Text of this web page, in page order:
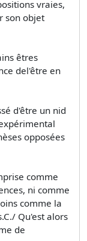
vraies,
son objet
êtres
del'être en
d'être un nid
opposées
comme
ni comme
comme la
Qu'est alors
de